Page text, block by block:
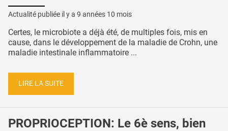
Actualité publiée il y a 9 années 10 mois
Certes, le microbiote a déjà été, de multiples fois, mis en
cause, dans le développement de la maladie de Crohn, une
maladie intestinale inflammatoire ...
LIRE LA SUITE
PROPRIOCEPTION: Le 6è sens, bien